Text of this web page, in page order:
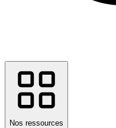
Nos ressources